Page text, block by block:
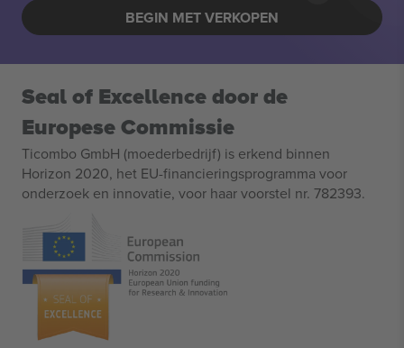
BEGIN MET VERKOPEN
Seal of Excellence door de
Europese Commissie
Ticombo GmbH (moederbedrijf) is erkend binnen
Horizon 2020, het EU-financieringsprogramma voor
onderzoek en innovatie, voor haar voorstel nr. 782393.